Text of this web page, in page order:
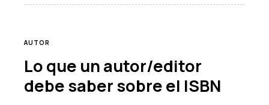
TAGS
AUTOR
Lo que un autor/editor
debe saber sobre el ISBN